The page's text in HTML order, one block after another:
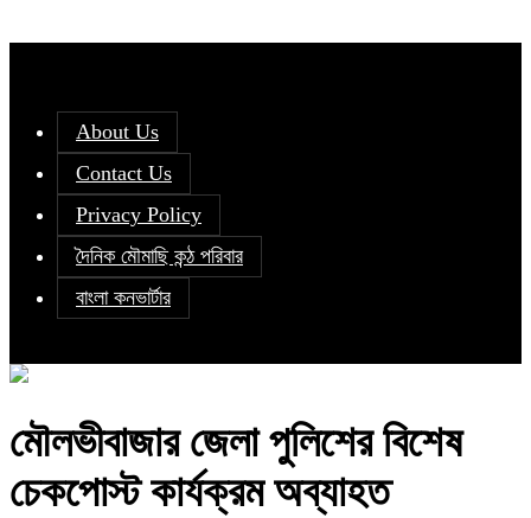
About Us
Contact Us
Privacy Policy
দৈনিক মৌমাছি কন্ঠ পরিবার
বাংলা কনভার্টার
মৌলভীবাজার জেলা পুলিশের বিশেষ
চেকপোস্ট কার্যক্রম অব্যাহত